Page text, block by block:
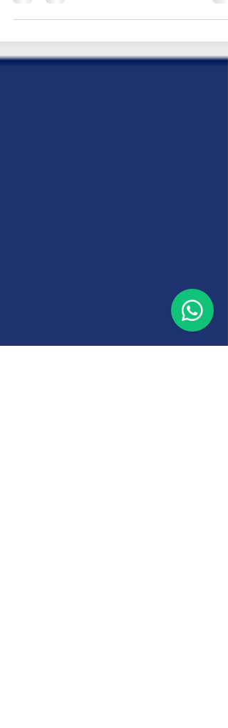
Północny Cypr w ostatnich latach stał się
jednym z najbardziej atrakcyjnych kierunków
Piękne...